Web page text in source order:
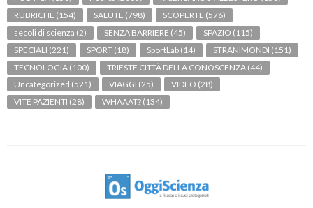
RUBRICHE (154) SALUTE (798) SCOPERTE (576)
secoli di scienza (2) SENZA BARRIERE (45) SPAZIO (115)
SPECIALI (221) SPORT (18) SportLab (14) STRANIMONDI (151)
TECNOLOGIA (100) TRIESTE CITTÀ DELLA CONOSCENZA (44)
Uncategorized (521) VIAGGI (25) VIDEO (28)
VITE PAZIENTI (28) WHAAAT? (134)